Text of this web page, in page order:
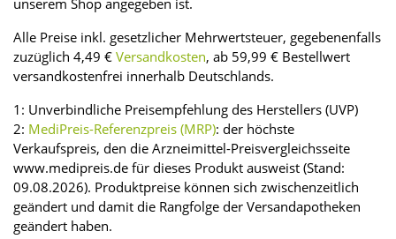
Alle Preise inkl. gesetzlicher Mehrwertsteuer, gegebenenfalls
zuzüglich 4,49 € Versandkosten, ab 59,99 € Bestellwert
versandkostenfrei innerhalb Deutschlands.
1: Unverbindliche Preisempfehlung des Herstellers (UVP)
2: MediPreis-Referenzpreis (MRP): der höchste
Verkaufspreis, den die Arzneimittel-Preisvergleichsseite
www.medipreis.de für dieses Produkt ausweist (Stand:
09.08.2026). Produktpreise können sich zwischenzeitlich
geändert und damit die Rangfolge der Versandapotheken
geändert haben.